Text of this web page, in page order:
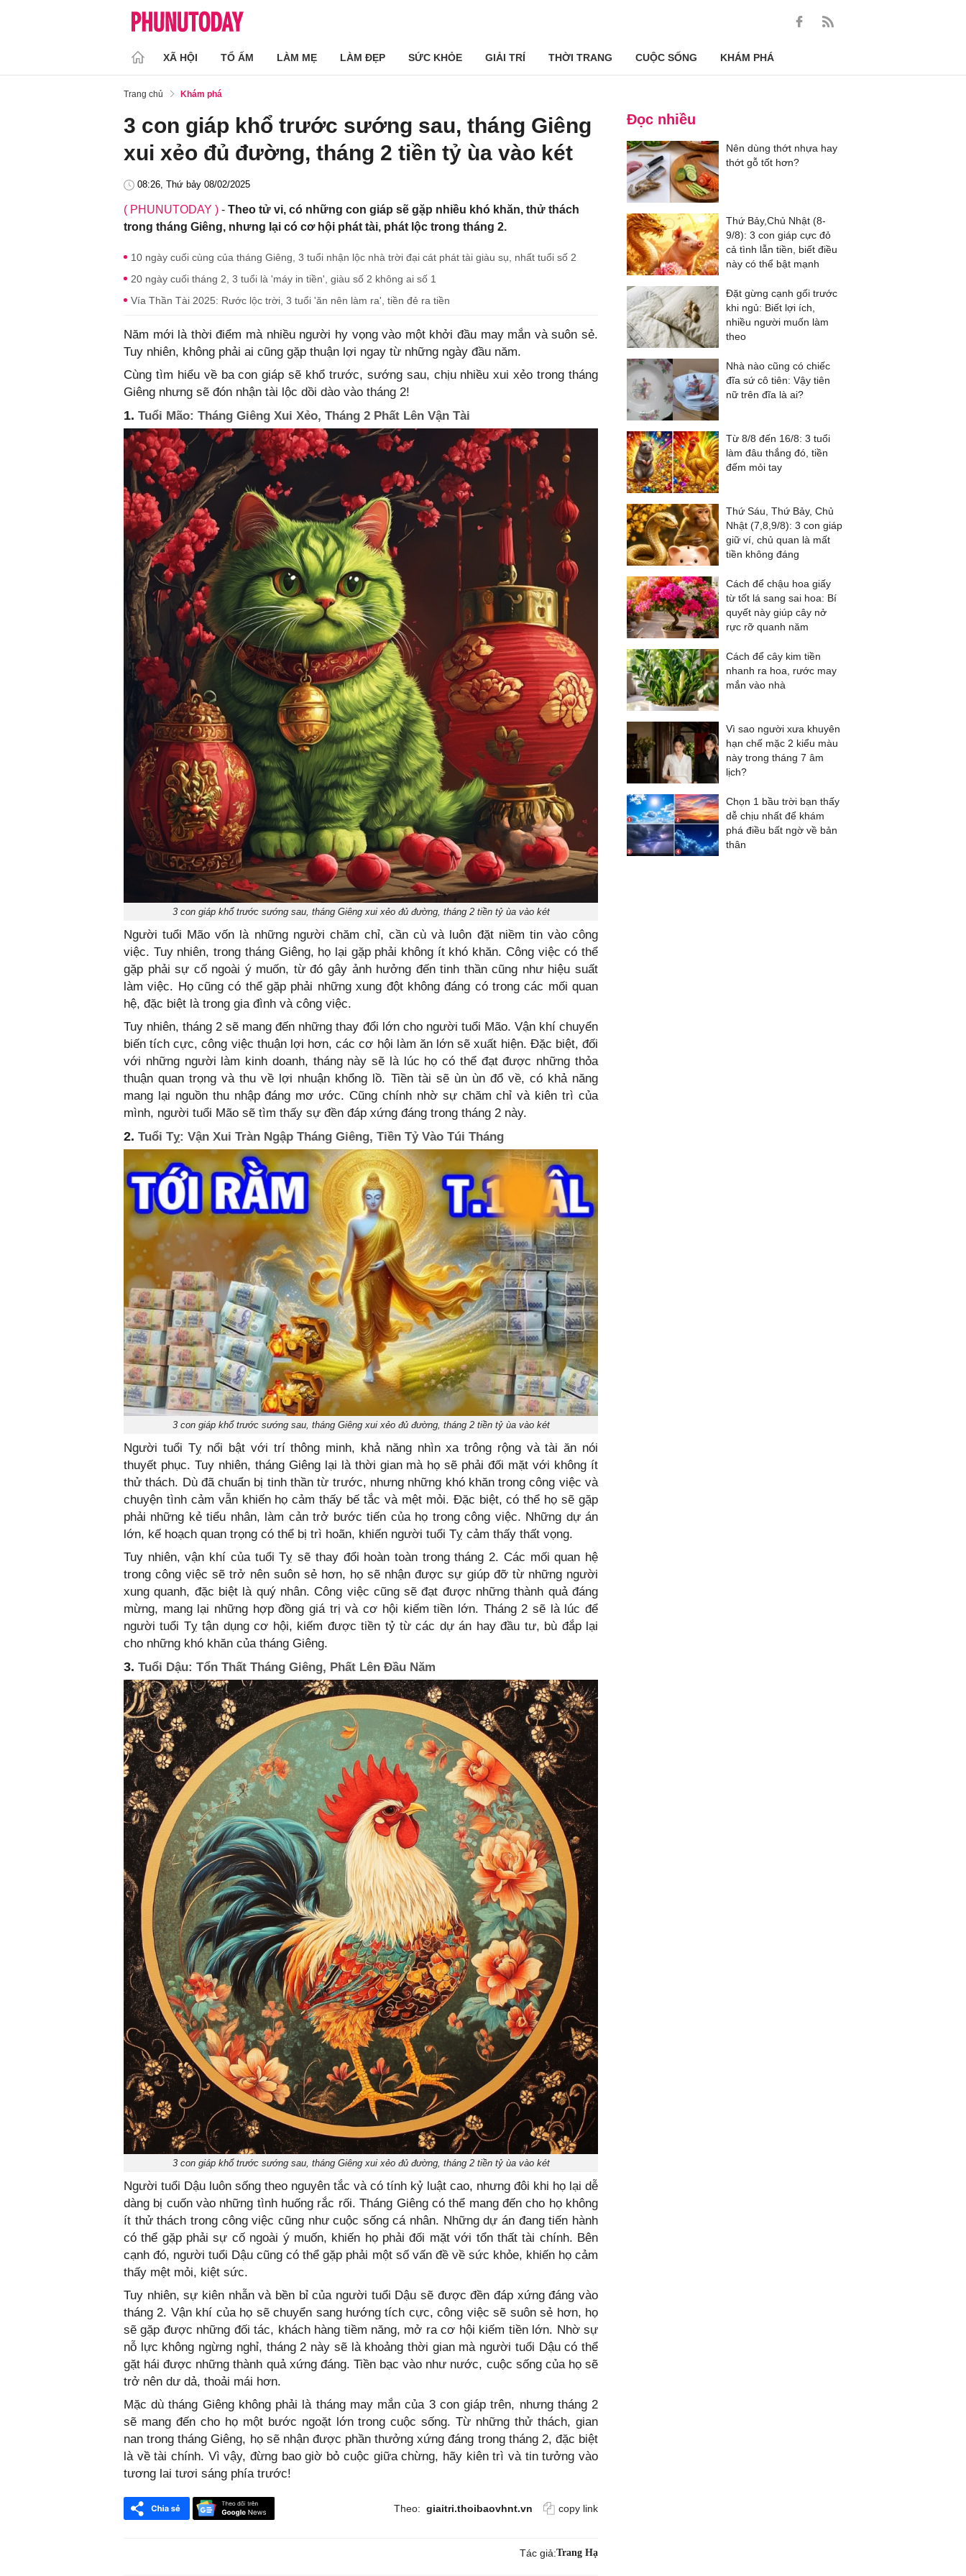
XÃ HỘI TỔ ẤM LÀM MẸ LÀM ĐẸP SỨC KHỎE GIẢI TRÍ THỜI TRANG CUỘC SỐNG KHÁM PHÁ
Trang chủ Khám phá
3 con giáp khổ trước sướng sau, tháng Giêng
xui xẻo đủ đường, tháng 2 tiền tỷ ùa vào két
08:26, Thứ bảy 08/02/2025
( PHUNUTODAY ) - Theo tử vi, có những con giáp sẽ gặp nhiều khó khăn, thử thách
trong tháng Giêng, nhưng lại có cơ hội phát tài, phát lộc trong tháng 2.
10 ngày cuối cùng của tháng Giêng, 3 tuổi nhận lộc nhà trời đại cát phát tài giàu sụ, nhất tuổi số 2
20 ngày cuối tháng 2, 3 tuổi là 'máy in tiền', giàu số 2 không ai số 1
Vía Thần Tài 2025: Rước lộc trời, 3 tuổi 'ăn nên làm ra', tiền đẻ ra tiền
Năm mới là thời điểm mà nhiều người hy vọng vào một khởi đầu may mắn và suôn sẻ.
Tuy nhiên, không phải ai cũng gặp thuận lợi ngay từ những ngày đầu năm.
Cùng tìm hiểu về ba con giáp sẽ khổ trước, sướng sau, chịu nhiều xui xẻo trong tháng
Giêng nhưng sẽ đón nhận tài lộc dồi dào vào tháng 2!
1. Tuổi Mão: Tháng Giêng Xui Xẻo, Tháng 2 Phất Lên Vận Tài
3 con giáp khổ trước sướng sau, tháng Giêng xui xẻo đủ đường, tháng 2 tiền tỷ ùa vào két
Người tuổi Mão vốn là những người chăm chỉ, cần cù và luôn đặt niềm tin vào công
việc. Tuy nhiên, trong tháng Giêng, họ lại gặp phải không ít khó khăn. Công việc có thể
gặp phải sự cố ngoài ý muốn, từ đó gây ảnh hưởng đến tinh thần cũng như hiệu suất
làm việc. Họ cũng có thể gặp phải những xung đột không đáng có trong các mối quan
hệ, đặc biệt là trong gia đình và công việc.
Tuy nhiên, tháng 2 sẽ mang đến những thay đổi lớn cho người tuổi Mão. Vận khí chuyển
biến tích cực, công việc thuận lợi hơn, các cơ hội làm ăn lớn sẽ xuất hiện. Đặc biệt, đối
với những người làm kinh doanh, tháng này sẽ là lúc họ có thể đạt được những thỏa
thuận quan trọng và thu về lợi nhuận khổng lồ. Tiền tài sẽ ùn ùn đổ về, có khả năng
mang lại nguồn thu nhập đáng mơ ước. Cũng chính nhờ sự chăm chỉ và kiên trì của
mình, người tuổi Mão sẽ tìm thấy sự đền đáp xứng đáng trong tháng 2 này.
2. Tuổi Tỵ: Vận Xui Tràn Ngập Tháng Giêng, Tiền Tỷ Vào Túi Tháng
3 con giáp khổ trước sướng sau, tháng Giêng xui xẻo đủ đường, tháng 2 tiền tỷ ùa vào két
Người tuổi Tỵ nổi bật với trí thông minh, khả năng nhìn xa trông rộng và tài ăn nói
thuyết phục. Tuy nhiên, tháng Giêng lại là thời gian mà họ sẽ phải đối mặt với không ít
thử thách. Dù đã chuẩn bị tinh thần từ trước, nhưng những khó khăn trong công việc và
chuyện tình cảm vẫn khiến họ cảm thấy bế tắc và mệt mỏi. Đặc biệt, có thể họ sẽ gặp
phải những kẻ tiểu nhân, làm cản trở bước tiến của họ trong công việc. Những dự án
lớn, kế hoạch quan trọng có thể bị trì hoãn, khiến người tuổi Tỵ cảm thấy thất vọng.
Tuy nhiên, vận khí của tuổi Tỵ sẽ thay đổi hoàn toàn trong tháng 2. Các mối quan hệ
trong công việc sẽ trở nên suôn sẻ hơn, họ sẽ nhận được sự giúp đỡ từ những người
xung quanh, đặc biệt là quý nhân. Công việc cũng sẽ đạt được những thành quả đáng
mừng, mang lại những hợp đồng giá trị và cơ hội kiếm tiền lớn. Tháng 2 sẽ là lúc để
người tuổi Tỵ tận dụng cơ hội, kiếm được tiền tỷ từ các dự án hay đầu tư, bù đắp lại
cho những khó khăn của tháng Giêng.
3. Tuổi Dậu: Tổn Thất Tháng Giêng, Phất Lên Đầu Năm
3 con giáp khổ trước sướng sau, tháng Giêng xui xẻo đủ đường, tháng 2 tiền tỷ ùa vào két
Người tuổi Dậu luôn sống theo nguyên tắc và có tính kỷ luật cao, nhưng đôi khi họ lại dễ
dàng bị cuốn vào những tình huống rắc rối. Tháng Giêng có thể mang đến cho họ không
ít thử thách trong công việc cũng như cuộc sống cá nhân. Những dự án đang tiến hành
có thể gặp phải sự cố ngoài ý muốn, khiến họ phải đối mặt với tổn thất tài chính. Bên
cạnh đó, người tuổi Dậu cũng có thể gặp phải một số vấn đề về sức khỏe, khiến họ cảm
thấy mệt mỏi, kiệt sức.
Tuy nhiên, sự kiên nhẫn và bền bỉ của người tuổi Dậu sẽ được đền đáp xứng đáng vào
tháng 2. Vận khí của họ sẽ chuyển sang hướng tích cực, công việc sẽ suôn sẻ hơn, họ
sẽ gặp được những đối tác, khách hàng tiềm năng, mở ra cơ hội kiếm tiền lớn. Nhờ sự
nỗ lực không ngừng nghỉ, tháng 2 này sẽ là khoảng thời gian mà người tuổi Dậu có thể
gặt hái được những thành quả xứng đáng. Tiền bạc vào như nước, cuộc sống của họ sẽ
trở nên dư dả, thoải mái hơn.
Mặc dù tháng Giêng không phải là tháng may mắn của 3 con giáp trên, nhưng tháng 2
sẽ mang đến cho họ một bước ngoặt lớn trong cuộc sống. Từ những thử thách, gian
nan trong tháng Giêng, họ sẽ nhận được phần thưởng xứng đáng trong tháng 2, đặc biệt
là về tài chính. Vì vậy, đừng bao giờ bỏ cuộc giữa chừng, hãy kiên trì và tin tưởng vào
tương lai tươi sáng phía trước!
Theo: giaitri.thoibaovhnt.vn copy link
Tác giả:Trang Hạ
Đọc nhiều
Nên dùng thớt nhựa hay
thớt gỗ tốt hơn?
Thứ Bảy,Chủ Nhật (8-
9/8): 3 con giáp cực đỏ
cả tình lẫn tiền, biết điều
này có thể bật mạnh
Đặt gừng cạnh gối trước
khi ngủ: Biết lợi ích,
nhiều người muốn làm
theo
Nhà nào cũng có chiếc
đĩa sứ cô tiên: Vậy tiên
nữ trên đĩa là ai?
Từ 8/8 đến 16/8: 3 tuổi
làm đâu thắng đó, tiền
đếm mỏi tay
Thứ Sáu, Thứ Bảy, Chủ
Nhật (7,8,9/8): 3 con giáp
giữ ví, chủ quan là mất
tiền không đáng
Cách để chậu hoa giấy
từ tốt lá sang sai hoa: Bí
quyết này giúp cây nở
rực rỡ quanh năm
Cách để cây kim tiền
nhanh ra hoa, rước may
mắn vào nhà
Vì sao người xưa khuyên
hạn chế mặc 2 kiểu màu
này trong tháng 7 âm
lịch?
Chọn 1 bầu trời bạn thấy
dễ chịu nhất để khám
phá điều bất ngờ về bản
thân